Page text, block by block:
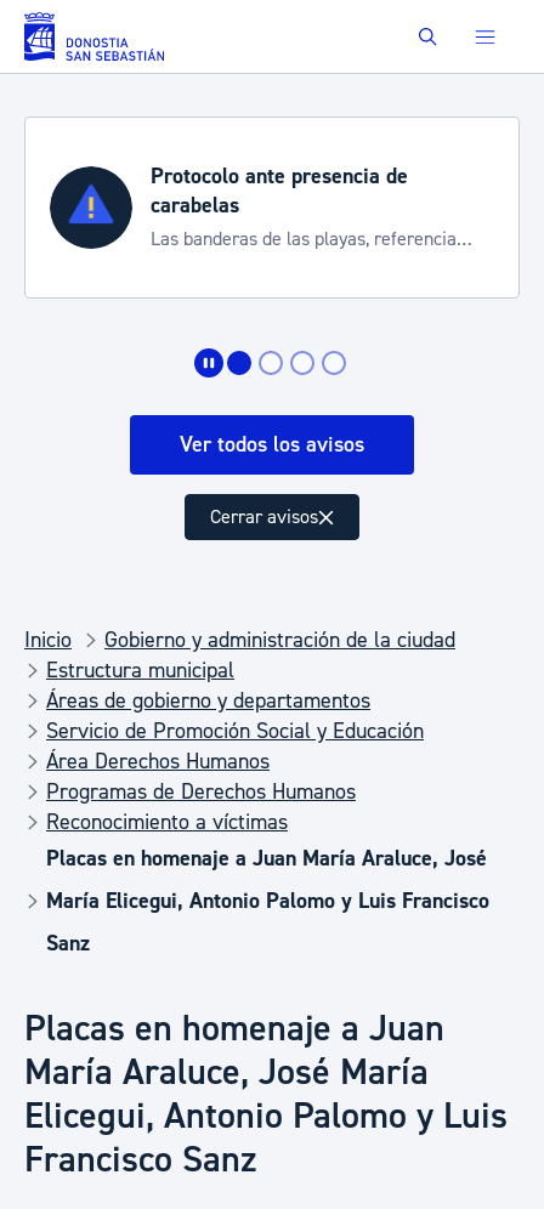
Saltar al contenido principal Buscar
Protocolo ante presencia de
carabelas
Las banderas de las playas, referencia
Ver todos los avisos
Cerrar avisos
Inicio
Gobierno y administración de la ciudad
Estructura municipal
Áreas de gobierno y departamentos
Servicio de Promoción Social y Educación
Área Derechos Humanos
Programas de Derechos Humanos
Reconocimiento a víctimas
Placas en homenaje a Juan María Araluce, José
María Elicegui, Antonio Palomo y Luis Francisco
Sanz
Placas en homenaje a Juan
María Araluce, José María
Elicegui, Antonio Palomo y Luis
Francisco Sanz